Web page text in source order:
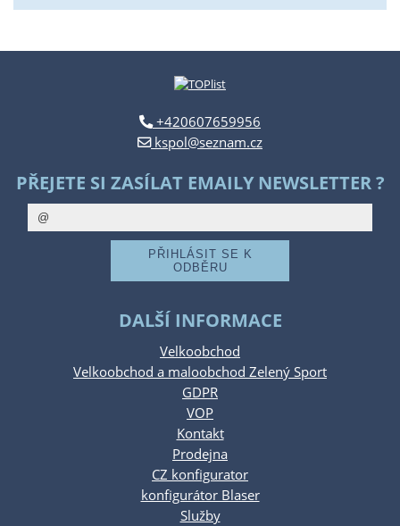
+420607659956
kspol@seznam.cz
PŘEJETE SI ZASÍLAT EMAILY NEWSLETTER ?
DALŠÍ INFORMACE
Velkoobchod
Velkoobchod a maloobchod Zelený Sport
GDPR
VOP
Kontakt
Prodejna
CZ konfigurator
konfigurátor Blaser
Služby